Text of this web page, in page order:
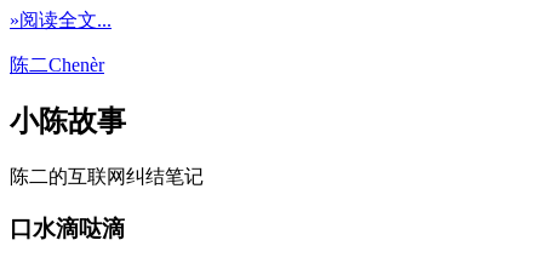
»阅读全文...
陈二Chenèr
小陈故事
陈二的互联网纠结笔记
口水滴哒滴